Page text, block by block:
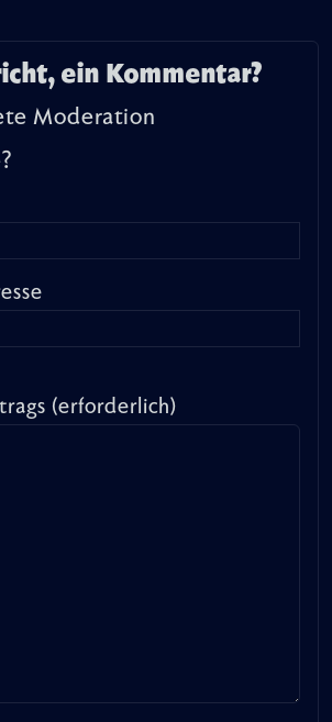
ein Kommentar?
Moderation
Text Ihres Beitrags (erforderlich)